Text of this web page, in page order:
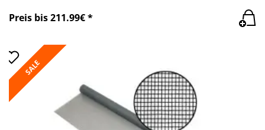
Preis bis 211.99€ *
SALE